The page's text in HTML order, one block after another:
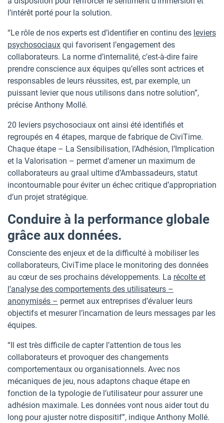
l’intérêt porté pour la solution.
“Le rôle de nos experts est d’identifier en continu des leviers
psychosociaux qui favorisent l’engagement des
collaborateurs. La norme d’internalité, c’est-à-dire faire
prendre conscience aux équipes qu’elles sont actrices et
responsables de leurs réussites, est, par exemple, un
puissant levier que nous utilisons dans notre solution”,
précise Anthony Mollé.
20 leviers psychosociaux ont ainsi été identifiés et
regroupés en 4 étapes, marque de fabrique de CiviTime.
Chaque étape – La Sensibilisation, l’Adhésion, l’Implication
et la Valorisation – permet d’amener un maximum de
collaborateurs au graal ultime d’Ambassadeurs, statut
incontournable pour éviter un échec critique d’appropriation
d’un projet stratégique.
Conduire à la performance globale
grâce aux données.
Consciente des enjeux et de la difficulté à mobiliser les
collaborateurs, CiviTime place le monitoring des données
au cœur de ses prochains développements. La récolte et
l’analyse des comportements des utilisateurs –
anonymisés – permet aux entreprises d’évaluer leurs
objectifs et mesurer l’incarnation de leurs messages par les
équipes.
“Il est très difficile de capter l’attention de tous les
collaborateurs et provoquer des changements
comportementaux ou organisationnels. Avec nos
mécaniques de jeu, nous adaptons chaque étape en
fonction de la typologie de l’utilisateur pour assurer une
adhésion maximale. Les données vont nous aider tout du
long pour ajuster notre dispositif”, indique Anthony Mollé.